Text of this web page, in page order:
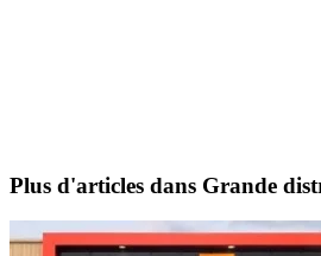
Plus d'articles dans Grande